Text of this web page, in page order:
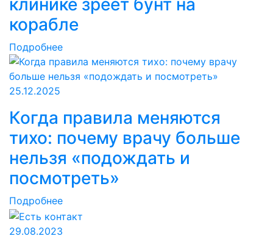
клинике зреет бунт на
корабле
Подробнее
25.12.2025
Когда правила меняются
тихо: почему врачу больше
нельзя «подождать и
посмотреть»
Подробнее
29.08.2023